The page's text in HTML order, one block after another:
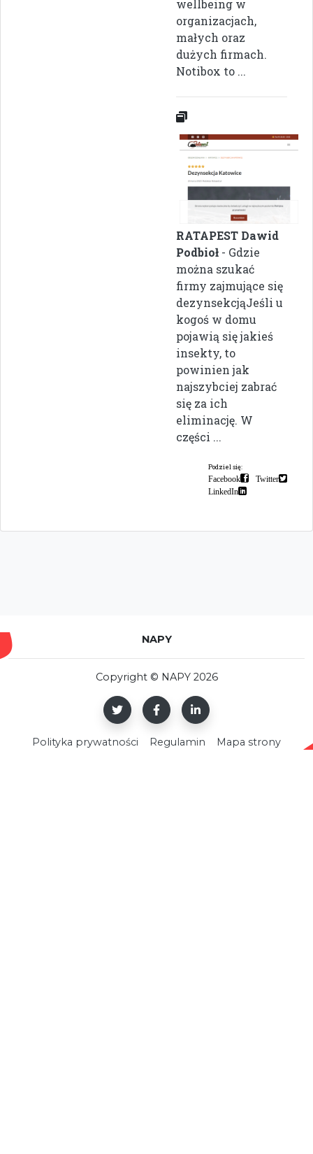
wellbeing w
organizacjach,
małych oraz
dużych firmach.
Notibox to ...
RATAPEST Dawid
Podbioł - Gdzie
można szukać
firmy zajmujące się
dezynsekcjąJeśli u
kogoś w domu
pojawią się jakieś
insekty, to
powinien jak
najszybciej zabrać
się za ich
eliminację. W
części ...
Podziel się:
Facebook
Twitter
LinkedIn
NAPY
Copyright © NAPY 2026
Polityka prywatności Regulamin Mapa strony